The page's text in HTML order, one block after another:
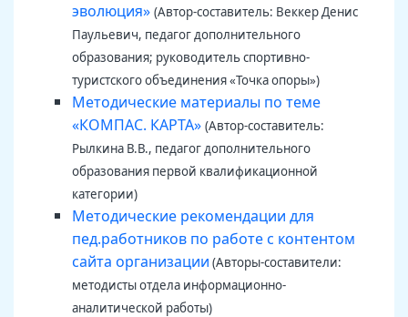
эволюция» (Автор-составитель: Веккер Денис
Паульевич, педагог дополнительного
образования; руководитель спортивно-
туристского объединения «Точка опоры»)
Методические материалы по теме
«КОМПАС. КАРТА» (Автор-составитель:
Рылкина В.В., педагог дополнительного
образования первой квалификационной
категории)
Методические рекомендации для
пед.работников по работе с контентом
сайта организации (Авторы-составители:
методисты отдела информационно-
аналитической работы)